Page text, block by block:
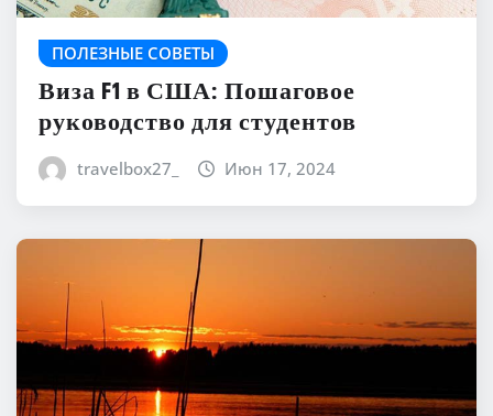
ПОЛЕЗНЫЕ СОВЕТЫ
Виза F1 в США: Пошаговое
руководство для студентов
travelbox27_ Июн 17, 2024